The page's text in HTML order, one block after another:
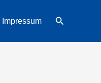
Impressum Suchen